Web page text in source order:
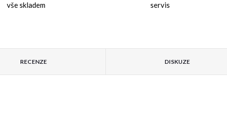
vše skladem servis
RECENZE DISKUZE